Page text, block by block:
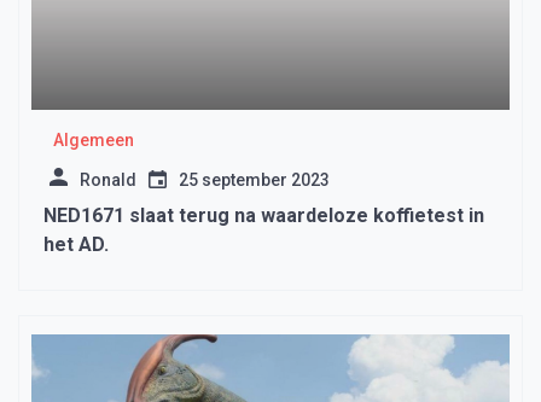
Algemeen
Ronald 25 september 2023
NED1671 slaat terug na waardeloze koffietest in
het AD.